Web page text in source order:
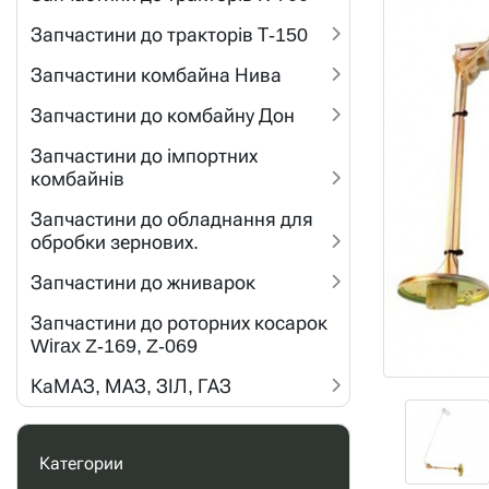
Запчастини до тракторів Т-150
Запчастини комбайна Нива
Запчастини до комбайну Дон
Запчастини до імпортних
комбайнів
Запчастини до обладнання для
обробки зернових.
Запчастини до жниварок
Запчастини до роторних косарок
Wirax Z-169, Z-069
КаМАЗ, МАЗ, ЗІЛ, ГАЗ
Категории